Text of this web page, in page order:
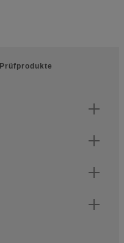
Prüfprodukte